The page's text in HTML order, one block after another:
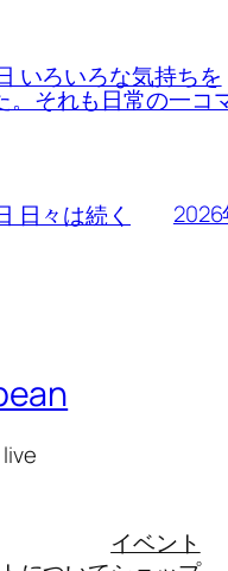
いろいろな気持ちを
。それも日常の一コ
日々は続く
イベント